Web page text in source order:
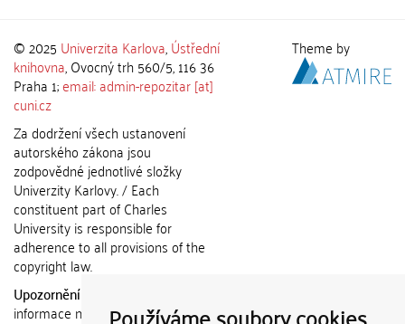
© 2025 Univerzita Karlova,Ústřední
knihovna, Ovocný trh 560/5, 116 36
Praha 1;email: admin-repozitar [at]
cuni.cz
Za dodržení všech ustanovení
autorského zákona jsou
zodpovědné jednotlivé složky
Univerzity Karlovy. / Each
constituent part of Charles
University is responsible for
adherence to all provisions of the
copyright law.
Upozornění / Notice:
informace nemohou být použity k
Theme by